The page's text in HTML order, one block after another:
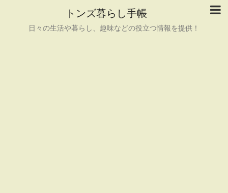
トンズ暮らし手帳
日々の生活や暮らし、趣味などの役立つ情報を提供！